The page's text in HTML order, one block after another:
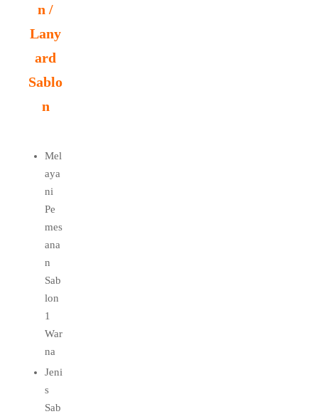
n /
Lany
ard
Sablo
n
Mel
aya
ni
Pe
mes
ana
n
Sab
lon
1
War
na
Jeni
s
Sab